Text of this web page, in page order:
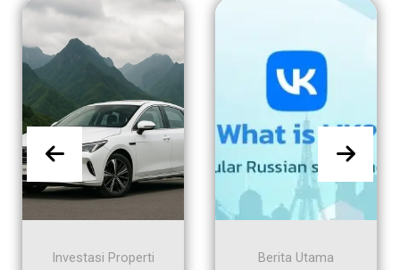
Investasi Properti
Berita Utama